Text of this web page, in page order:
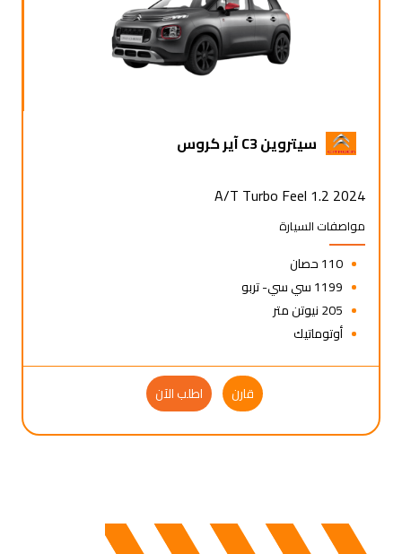
سيتروين C3 آير كروس
2024 1.2 A/T Turbo Feel
مواصفات السيارة
110 حصان
1199 سي سي- تربو
205 نيوتن متر
أوتوماتيك
قارن اطلب الآن